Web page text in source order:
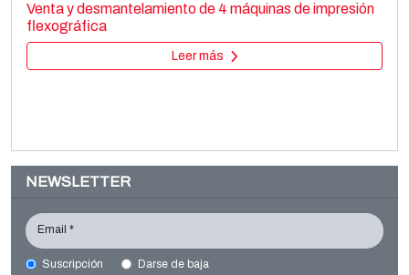
Flexo stack
Leer más
Venta y desmantelamiento de 4 máquinas de impresión
flexográfica
Leer más
NEWSLETTER
Email *
Suscripción Darse de baja